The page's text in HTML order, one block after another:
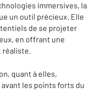
immersives, la
un outil précieux. Elle
de se projeter
en offrant une
réaliste.
quant à elles,
les points forts du